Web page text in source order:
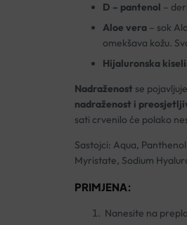
D – pantenol –
Aloe vera– sok
omekšava kožu.
Hijaluronska
Nadraženost se
nadraženost i
sati crvenilo će polako
Sastojci: Aqua,
Myristate, Sodium
PRIMJENA:
Nanesite na